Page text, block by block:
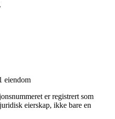
eiendom
er registrert som
eierskap, ikke bare en